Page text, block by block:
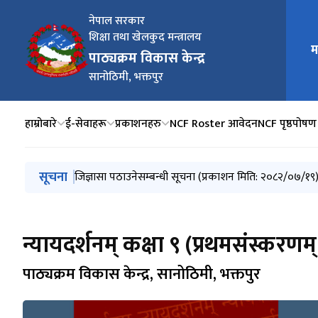
नेपाल सरकार
शिक्षा तथा खेलकुद मन्त्रालय
पाठ्यक्रम विकास केन्द्र
सानोठिमी, भक्तपुर
मुख्य
हाम्रोबारे ई-सेवाहरू प्रकाशनहरु NCF Roster आवेदनNCF
मुख्य नेभिगेसनमा जानुहोस्
सूचना ऐच्छिक कम्प्युटर विज्ञान कक्षा १० (अङ्ग्रेजी संस्करण २०८२)
जिज्ञासा पठाउनेसम्बन्धी सूचना (प्रकाशन मिति: २०८२/०७/१९)
सूझाव संकलनसम्बन्धी सूचना
थप पाठ्यसामग्री पेस गर्नेसम्बन्धी सूचना !
ऐच्छिक तथा अङ्ग्रेजी भाषामा अनुवादित पाठ्यपुस्तकको
न्यायदर्शनम् कक्षा ९
पाठ्यक्रम विकास केन्द्र, सानोठिमी, भक्तपुर